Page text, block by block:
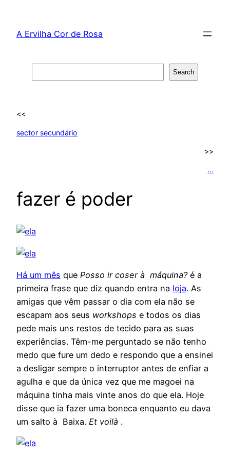
content
A Ervilha Cor de Rosa
Search
<<
sector secundário
>>
…
fazer é poder
Há um mês que Posso ir coser à máquina?é a
primeira frase que diz quando entra na loja. As
amigas que vêm passar o dia com ela não se
escapam aos seus workshops e todos os dias
pede mais uns restos de tecido para as suas
experiências. Têm-me perguntado se não tenho
medo que fure um dedo e respondo que a ensinei
a desligar sempre o interruptor antes de enfiar a
agulha e que da única vez que me magoei na
máquina tinha mais vinte anos do que ela. Hoje
disse que ia fazer uma boneca enquanto eu dava
um salto à Baixa. Et voilà .